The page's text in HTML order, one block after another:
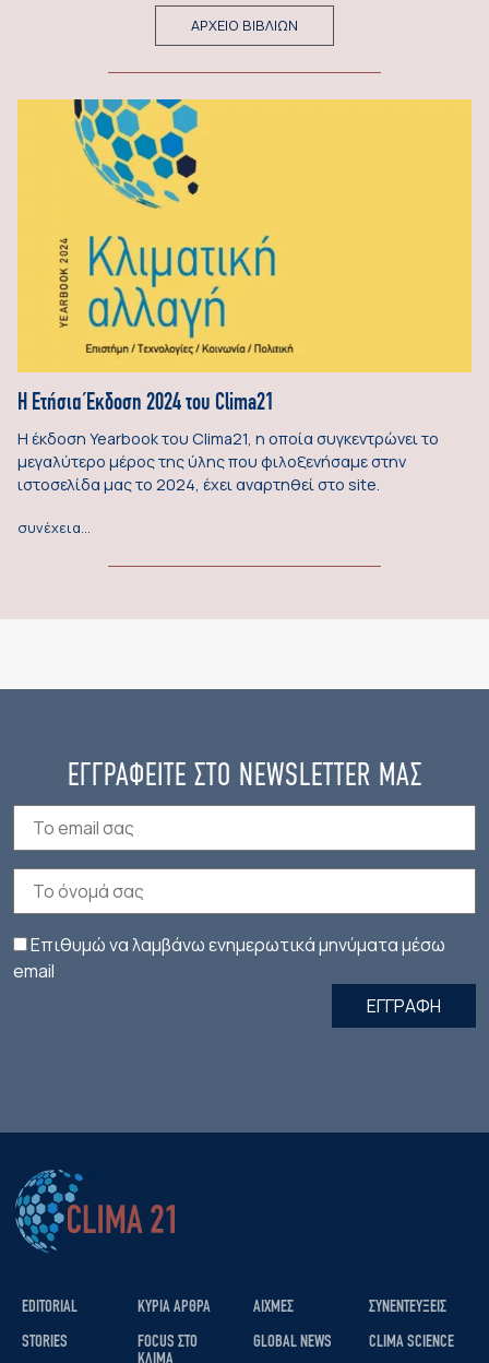
ΑΡΧΕΙΟ ΒΙΒΛΙΩΝ
Η Ετήσια Έκδοση 2024 του Clima21
Η έκδοση Yearbook του Clima21, η οποία συγκεντρώνει το
μεγαλύτερο μέρος της ύλης που φιλοξενήσαμε στην
ιστοσελίδα μας το 2024, έχει αναρτηθεί στο site.
συνέχεια…
ΕΓΓΡΑΦΕΙΤΕ ΣΤΟ NEWSLETTER ΜΑΣ
Επιθυμώ να λαμβάνω ενημερωτικά μηνύματα μέσω
email
ΕΓΓΡΑΦΗ
EDITORIAL ΚΥΡΙΑ ΑΡΘΡΑ ΑΙΧΜΕΣ
ΣΥΝΕΝΤΕΥΞΕΙΣ
STORIES
FOCUS ΣΤΟ
GLOBAL NEWS CLIMA SCIENCE